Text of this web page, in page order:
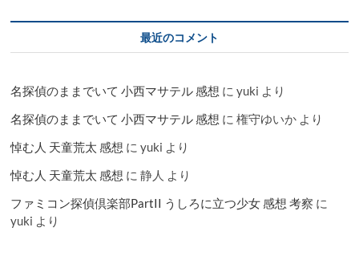
最近のコメント
名探偵のままでいて 小西マサテル 感想 にyuki より
名探偵のままでいて 小西マサテル 感想 に権守ゆいか より
悼む人 天童荒太 感想 にyuki より
悼む人 天童荒太 感想 に静人 より
ファミコン探偵倶楽部PartII うしろに立つ少女 感想 考察 に
yuki より